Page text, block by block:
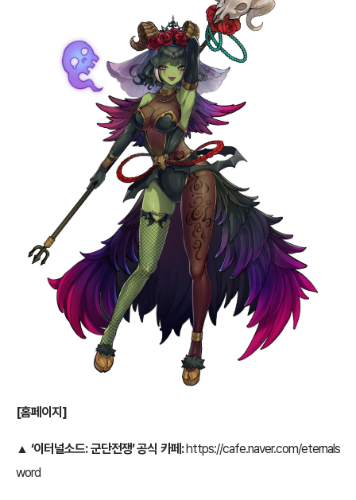
[홈페이지]
▲ ‘이터널소드: 군단전쟁’ 공식 카페:https://cafe.naver.com/eternals
word